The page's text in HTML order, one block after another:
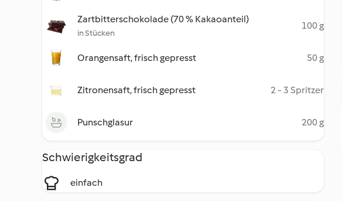
Zartbitterschokolade (70 % Kakaoanteil)
in Stücken
100 g
Orangensaft, frisch gepresst 50 g
Zitronensaft, frisch gepresst 2 - 3 Spritzer
Punschglasur 200 g
Schwierigkeitsgrad
einfach